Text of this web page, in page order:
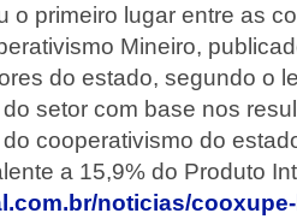
o primeiro lugar entre as
Mineiro,
do estado, segundo o
setor com base nos
cooperativismo do
a 15,9% do Produto
noticias/